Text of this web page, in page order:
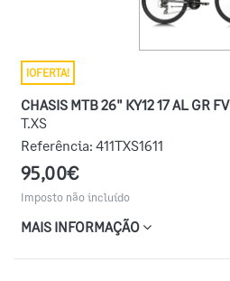
¡OFERTA!
CHASIS MTB 26" KY12 17 AL GR FV
T.XS
Referência: 411TXS1611
95,00€
Imposto não incluído
MAIS INFORMAÇÃO